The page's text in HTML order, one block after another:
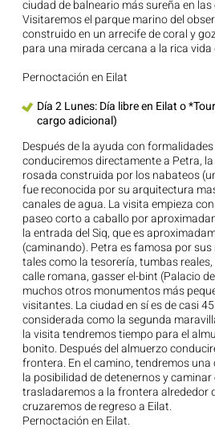
ciudad de balneario más sureña en
Visitaremos el parque marino del
construido en un arrecife de coral y
para una mirada cercana a la rica vida
Pernoctación en Eilat
Día 2 Lunes: Día libre en Eilat o
cargo adicional)
Después de la ayuda con
conduciremos directamente a Petra,
rosada construida por los nabateos
fue reconocida por su arquitectura
canales de agua. La visita empieza
paseo corto a caballo por
la entrada del Siq, que es
(caminando). Petra es famosa por
tales como la tesorería, tumbas
calle romana, gasser el-bint (Palacio
muchos otros monumentos más
visitantes. La ciudad en sí es de casi
considerada como la segunda
la visita tendremos tiempo para el
bonito. Después del almuerzo
frontera. En el camino, tendremos
la posibilidad de detenernos y
trasladaremos a la frontera alrededor
cruzaremos de regreso a Eilat.
Pernoctación en Eilat.